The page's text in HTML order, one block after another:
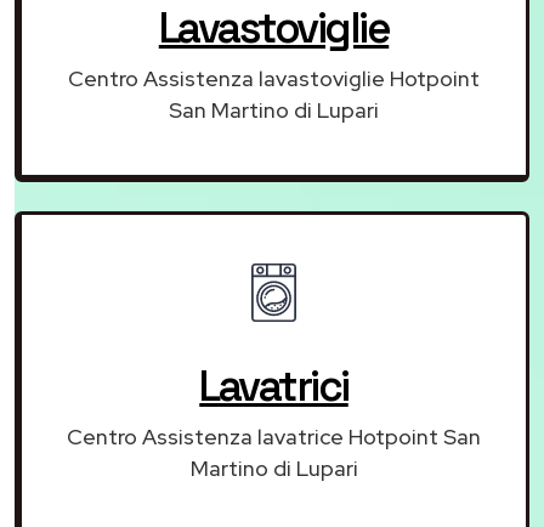
Lavastoviglie
Centro Assistenza lavastoviglie Hotpoint
San Martino di Lupari
Lavatrici
Centro Assistenza lavatrice Hotpoint San
Martino di Lupari